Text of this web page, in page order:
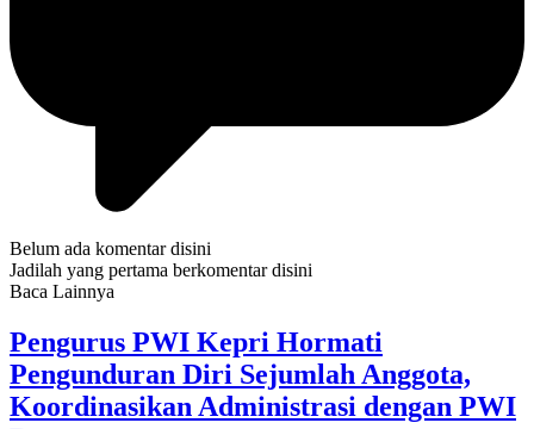
Belum ada komentar disini
Jadilah yang pertama berkomentar disini
Baca Lainnya
Pengurus PWI Kepri Hormati
Pengunduran Diri Sejumlah Anggota,
Koordinasikan Administrasi dengan PWI